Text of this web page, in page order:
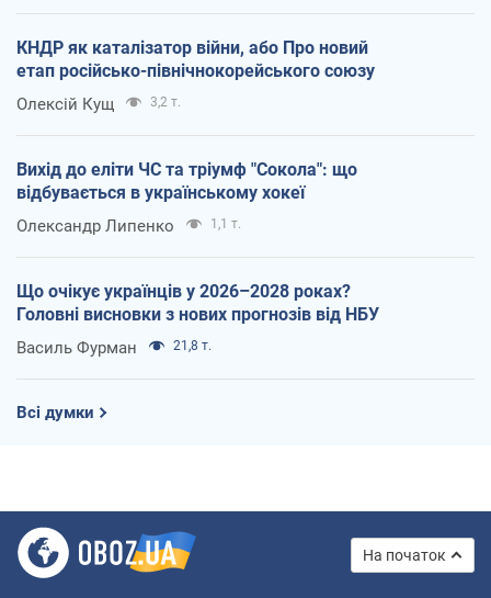
КНДР як каталізатор війни, або Про новий
етап російсько-північнокорейського союзу
Олексій Кущ 3,2 т.
Вихід до еліти ЧС та тріумф "Сокола": що
відбувається в українському хокеї
Олександр Липенко 1,1 т.
Що очікує українців у 2026–2028 роках?
Головні висновки з нових прогнозів від НБУ
Василь Фурман 21,8 т.
Всі думки
На початок